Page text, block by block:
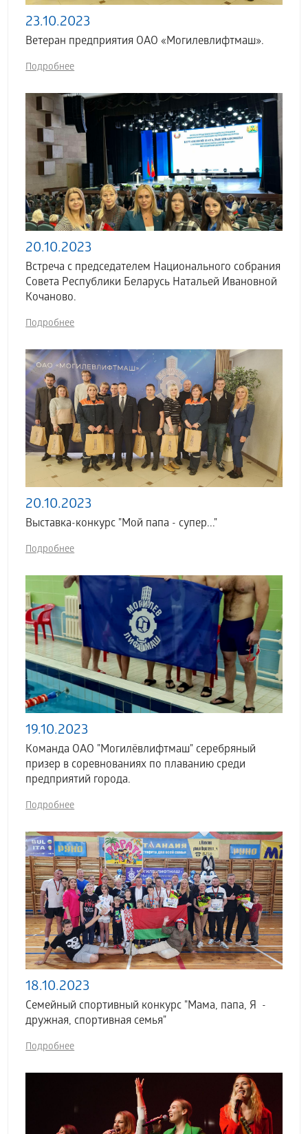
23.10.2023
Ветеран предприятия ОАО «Могилевлифтмаш».
Подробнее
20.10.2023
Встреча с председателем Национального собрания
Совета Республики Беларусь Натальей Ивановной
Кочаново.
Подробнее
20.10.2023
Выставка-конкурс "Мой папа - супер..."
Подробнее
19.10.2023
Команда ОАО "Могилёвлифтмаш" серебряный
призер в соревнованиях по плаванию среди
предприятий города.
Подробнее
18.10.2023
Семейный спортивный конкурс "Мама, папа, Я -
дружная, спортивная семья"
Подробнее